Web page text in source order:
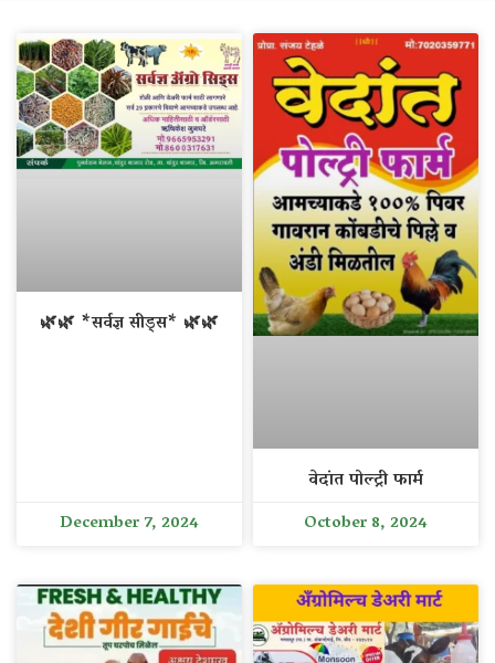
🌿🌿 *सर्वज्ञ सीड्स* 🌿🌿
December 7, 2024
वेदांत पोल्ट्री फार्म
October 8, 2024